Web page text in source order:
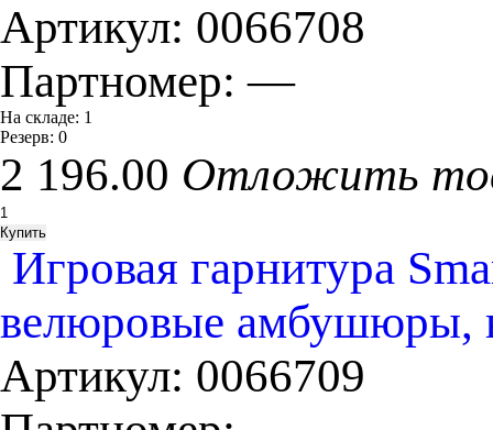
Артикул: 0066708
Партномер:—
На складе: 1
Резерв: 0
2 196.00 Отложить
Игровая гарнитура
велюровые амбушюры,
Артикул: 0066709